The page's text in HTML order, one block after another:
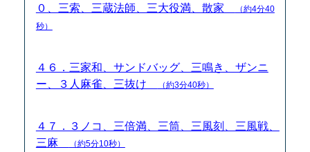
０、三索、三蔵法師、三大役満、散家
（約4分40
秒）
４６．三家和、サンドバッグ、三鳴き、ザンニ
ー、３人麻雀、三抜け
（約3分40秒）
４７．３ノコ、三倍満、三筒、三風刻、三風戦、
三麻
（約5分10秒）